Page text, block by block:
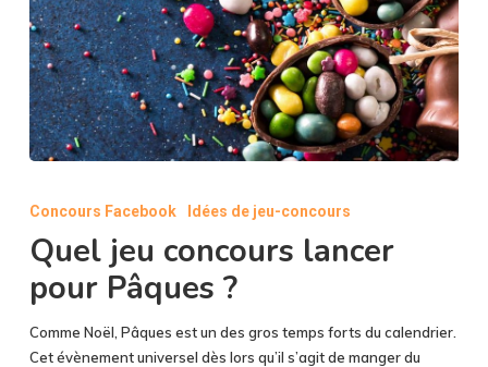
concours
lancer
pour
Pâques
Concours Facebook Idées de jeu-concours
Quel jeu concours lancer
pour Pâques ?
Comme Noël, Pâques est un des gros temps forts du calendrier.
Cet évènement universel dès lors qu’il s’agit de manger du